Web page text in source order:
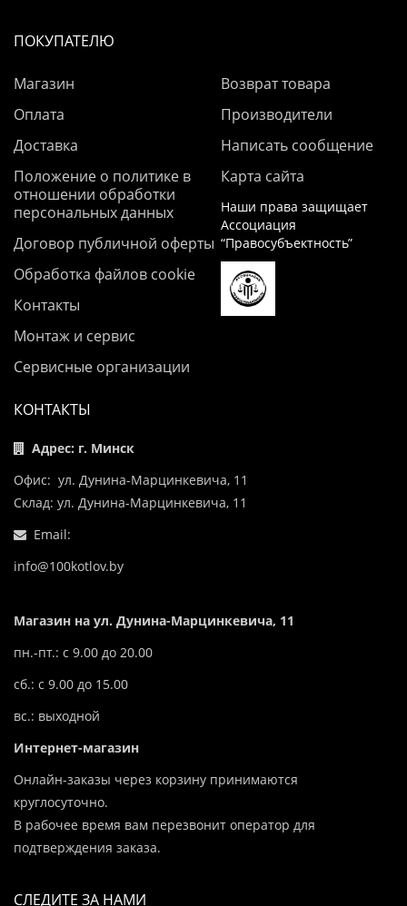
ПОКУПАТЕЛЮ
Магазин
Оплата
Доставка
Положение о политике в
отношении обработки
персональных данных
Договор публичной оферты
Обработка файлов cookie
Контакты
Монтаж и сервис
Сервисные организации
Возврат товара
Производители
Написать сообщение
Карта сайта
Наши права защищает
Ассоциация
“Правосубъектность”
КОНТАКТЫ
Адрес: г. Минск
Офис: ул. Дунина-Марцинкевича, 11
Склад: ул. Дунина-Марцинкевича, 11
Email:
info@100kotlov.by
Магазин на ул. Дунина-Марцинкевича, 11
пн.-пт.: с 9.00 до 20.00
сб.: с 9.00 до 15.00
вс.: выходной
Интернет-магазин
Онлайн-заказы через корзину принимаются
круглосуточно.
В рабочее время вам перезвонит оператор для
подтверждения заказа.
СЛЕДИТЕ ЗА НАМИ